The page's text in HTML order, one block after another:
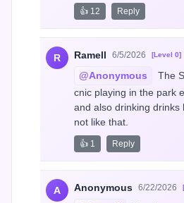
👍 12 Reply
R Ramell 6/5/2026 [Level 0]
@Anonymous
The
cnic playing in the park
and also drinking
not like that.
👍 1 Reply
A Anonymous 6/22/2026